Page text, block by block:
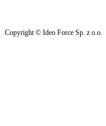
Copyright © Ideo Force Sp. z o.o.